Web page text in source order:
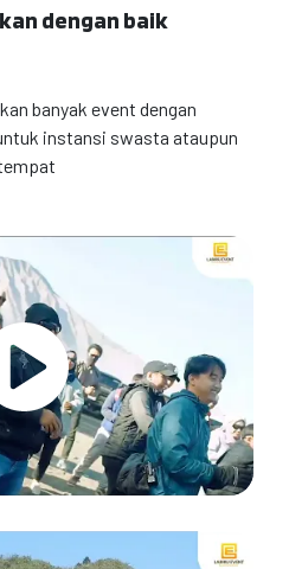
dengan baik
banyak event dengan
instansi swasta ataupun